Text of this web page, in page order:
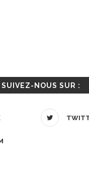
SUIVEZ-NOUS SUR :